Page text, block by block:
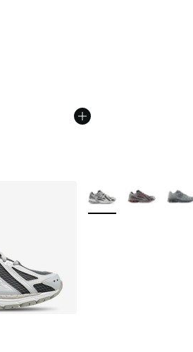
Der Preis ist von € 119,99 auf €
Weitere Farben